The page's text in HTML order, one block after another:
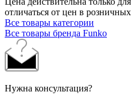
отличаться от цен в
Все товары категории
Все товары бренда Funko
Нужна консультация?